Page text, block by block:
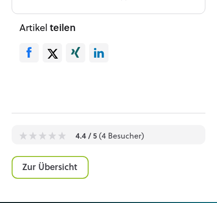
Artikel teilen
4.4 / 5 (4 Besucher)
Zur Übersicht